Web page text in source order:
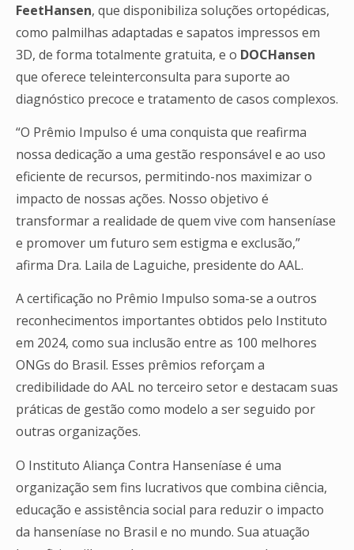
FeetHansen, que disponibiliza soluções ortopédicas,
como palmilhas adaptadas e sapatos impressos em
3D, de forma totalmente gratuita, e o DOCHansen
que oferece teleinterconsulta para suporte ao
diagnóstico precoce e tratamento de casos complexos.
“O Prêmio Impulso é uma conquista que reafirma
nossa dedicação a uma gestão responsável e ao uso
eficiente de recursos, permitindo-nos maximizar o
impacto de nossas ações. Nosso objetivo é
transformar a realidade de quem vive com hanseníase
e promover um futuro sem estigma e exclusão,”
afirma Dra. Laila de Laguiche, presidente do AAL.
A certificação no Prêmio Impulso soma-se a outros
reconhecimentos importantes obtidos pelo Instituto
em 2024, como sua inclusão entre as 100 melhores
ONGs do Brasil. Esses prêmios reforçam a
credibilidade do AAL no terceiro setor e destacam suas
práticas de gestão como modelo a ser seguido por
outras organizações.
O Instituto Aliança Contra Hanseníase é uma
organização sem fins lucrativos que combina ciência,
educação e assistência social para reduzir o impacto
da hanseníase no Brasil e no mundo. Sua atuação